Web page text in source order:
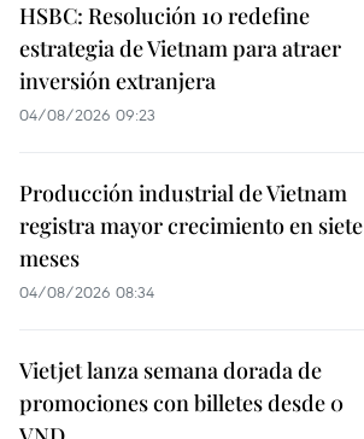
HSBC: Resolución 10 redefine
estrategia de Vietnam para atraer
inversión extranjera
04/08/2026 09:23
Producción industrial de Vietnam
registra mayor crecimiento en siete
meses
04/08/2026 08:34
Vietjet lanza semana dorada de
promociones con billetes desde 0